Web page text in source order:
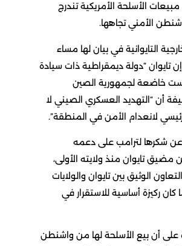
الأسلحة الأمريكية تندرج
الأمني ​​تجاهها.
التايوانية في بيان لها مساء
تايوان “دولة ديمقراطية ذات سيادة
خاضعة لجمهورية الصين
أن “التهديد العسكري الصيني لا
لانعدام الأمن في المنطقة”.
عن شكرها لترامب على دعمه
مضيق تايوان منذ ولايته الأولى،
الوثيق بين تايوان والولايات
كان ركيزة أساسية للاستقرار في
على أن بيع الأسلحة لها من واشنطن